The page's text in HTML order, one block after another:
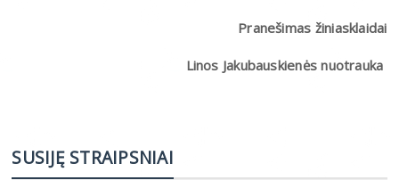
Pranešimas žiniasklaidai
Linos Jakubauskienės nuotrauka
SUSIJĘ STRAIPSNIAI